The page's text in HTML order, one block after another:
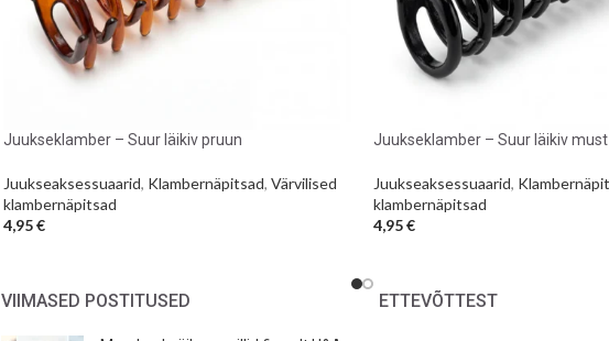
Juukseklamber – Suur läikiv pruun
Juukseaksessuaarid, Klambernäpitsad, Värvilised
klambernäpitsad
4,95€
Juukseklamber – Suur läikiv must
Juukseaksessuaarid,
klambernäpitsad
4,95€
VIIMASED POSTITUSED ETTEVÕTTEST